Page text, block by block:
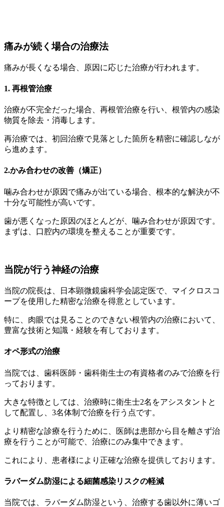
痛みが続く場合の治療法
痛みが長くなる場合、原因に応じた治療が行われます。
1. 再根管治療
治療が不完全だった場合、再根管治療を行い、根管内の感染
物質を除去・消毒します。
再治療では、初回治療で見落とした箇所を精密に確認しなが
ら進めます。
2.かみ合わせの改善（矯正）
噛み合わせが原因で痛みが出ている場合、根本的な解決が不
十分な可能性が高いです。
歯が悪くなった原因のほとんどが、噛み合わせが原因です。
まずは、口腔内の環境を整えることが重要です。
当院が行う神経の治療
当院の院長は、日本顕微鏡歯科学会認定医で、マイクロスコ
ープを使用した精密な治療を得意としています。
特に、肉眼では見ることのできない根管内の治療において、
豊富な技術と知識・経験を有しております。
オペ形式の治療
当院では、歯科医師・歯科衛生士の有資格者のみで治療を行
っております。
大きな特徴としては、治療時に衛生士2名をアシスタントと
して配置し、3名体制で治療を行う点です。
より精密な診療を行うために、医師は患部から目を離さず治
療を行うことが可能で、治療にのみ集中できます。
これにより、患者様により正確な治療を提供しております。
ラバーダム防湿による細菌感染リスクの軽減
当院では、ラバーダム防湿という、治療する歯以外に薄いゴ